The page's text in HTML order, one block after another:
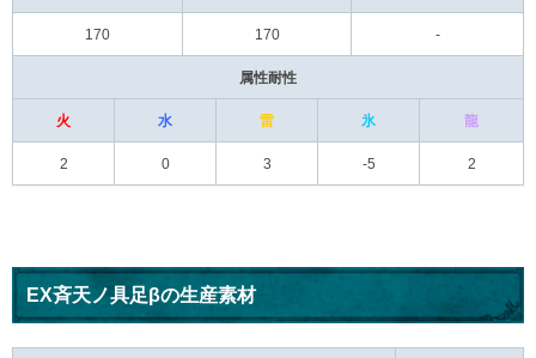
170 170 -
属性耐性
火 水 雷 氷 龍
2 0 3 -5 2
EX斉天ノ具足βの生産素材